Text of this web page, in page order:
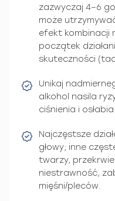
zazwyczaj 4–6
może
efekt kombinacji
początek
skuteczności
Unikaj
alkohol nasila
ciśnienia i
Najczęstsze
głowy; inne
twarzy,
niestrawność,
mięśni/pleców.